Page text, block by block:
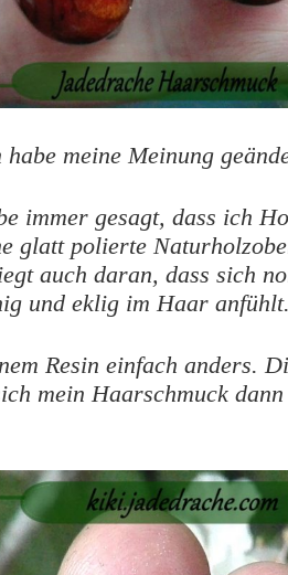
meine Meinung
immer gesagt, dass ich
glatt polierte
auch daran, dass sich
und eklig im Haar anfühlt.
Resin einfach anders.
mein Haarschmuck